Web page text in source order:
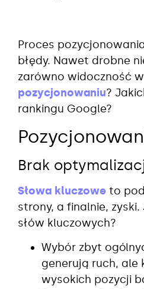
Proces
błędy. Nawet drobne
zarówno widoczność
pozycjonowaniu?
rankingu Google?
Brak
Słowa kluczowe to
strony, a finalnie,
słów kluczowych?
Wybór zbyt
generują ruch, ale
wysokich pozycji